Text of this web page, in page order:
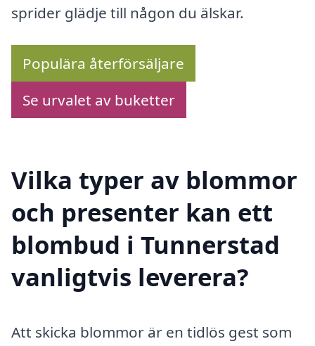
sprider glädje till någon du älskar.
Populära återförsäljare
Se urvalet av buketter
Vilka typer av blommor
och presenter kan ett
blombud i Tunnerstad
vanligtvis leverera?
Att skicka blommor är en tidlös gest som